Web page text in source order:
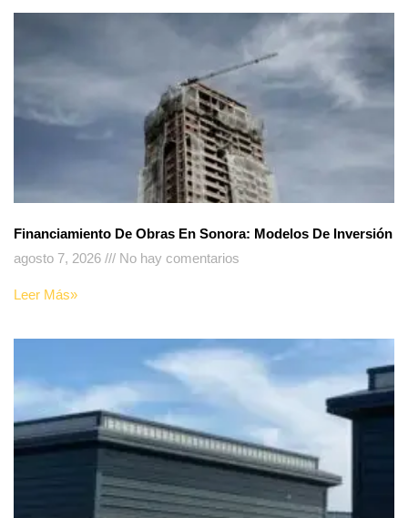
Financiamiento De Obras En Sonora: Modelos De Inversión
agosto 7, 2026
No hay comentarios
Leer Más»